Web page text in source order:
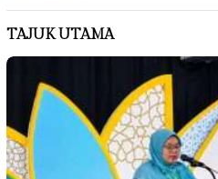
TAJUK UTAMA